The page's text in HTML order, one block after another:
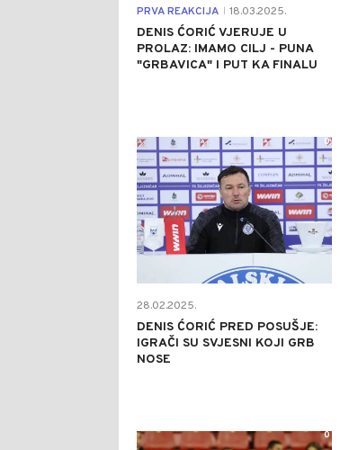
PRVA REAKCIJA 18.03.2025.
DENIS ĆORIĆ VJERUJE U
PROLAZ: IMAMO CILJ - PUNA
"GRBAVICA" I PUT KA FINALU
28.02.2025.
DENIS ĆORIĆ PRED POSUŠJE:
IGRAČI SU SVJESNI KOJI GRB
NOSE
0
0